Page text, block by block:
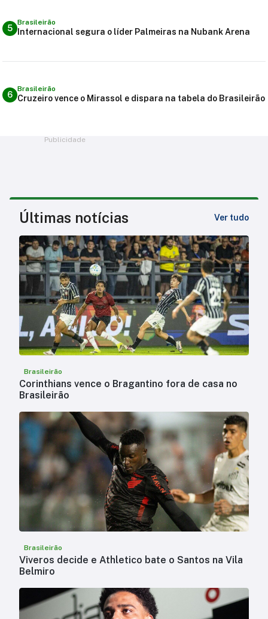
5
Brasileirão
Internacional segura o líder Palmeiras na Nubank Arena
6
Brasileirão
Cruzeiro vence o Mirassol e dispara na tabela do Brasileirão
Publicidade
Últimas notícias Ver tudo
Brasileirão
Corinthians vence o Bragantino fora de casa no
Brasileirão
Brasileirão
Viveros decide e Athletico bate o Santos na Vila
Belmiro